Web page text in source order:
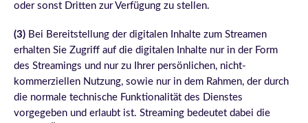
oder sonst Dritten zur Verfügung zu stellen.
(3) Bei Bereitstellung der digitalen Inhalte zum Streamen
erhalten Sie Zugriff auf die digitalen Inhalte nur in der Form
des Streamings und nur zu Ihrer persönlichen, nicht-
kommerziellen Nutzung, sowie nur in dem Rahmen, der durch
die normale technische Funktionalität des Dienstes
vorgegeben und erlaubt ist. Streaming bedeutet dabei die